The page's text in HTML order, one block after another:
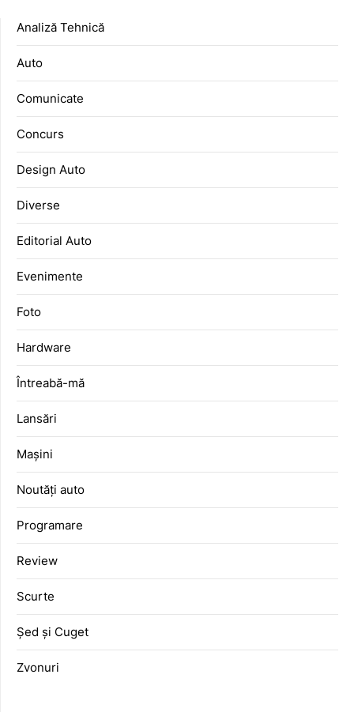
Analiză Tehnică
Auto
Comunicate
Concurs
Design Auto
Diverse
Editorial Auto
Evenimente
Foto
Hardware
Întreabă-mă
Lansări
Mașini
Noutăți auto
Programare
Review
Scurte
Șed și Cuget
Zvonuri